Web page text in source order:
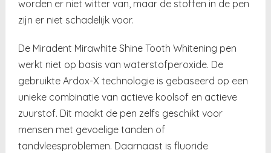
worden er niet witter van, maar de stoffen in de pen
zijn er niet schadelijk voor.
De Miradent Mirawhite Shine Tooth Whitening pen
werkt niet op basis van waterstofperoxide. De
gebruikte Ardox-X technologie is gebaseerd op een
unieke combinatie van actieve koolsof en actieve
zuurstof. Dit maakt de pen zelfs geschikt voor
mensen met gevoelige tanden of
tandvleesproblemen. Daarnaast is fluoride